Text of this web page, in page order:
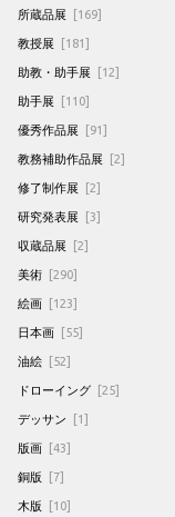
所蔵品展 [169]
教授展 [181]
助教・助手展 [12]
助手展 [110]
優秀作品展 [91]
教務補助作品展 [2]
修了制作展 [2]
研究発表展 [3]
収蔵品展 [2]
美術 [290]
絵画 [123]
日本画 [55]
油絵 [52]
ドローイング [25]
デッサン [1]
版画 [43]
銅版 [7]
木版 [10]